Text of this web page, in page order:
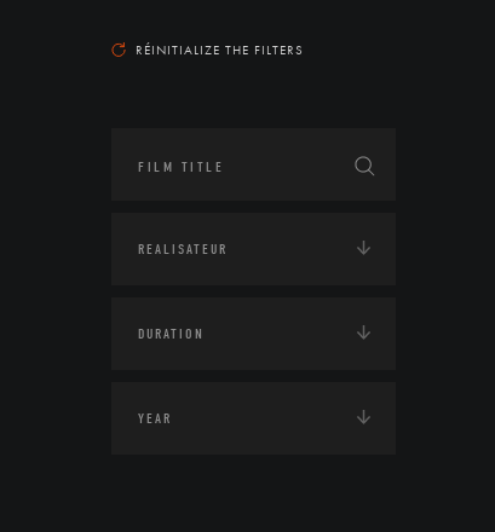
RÉINITIALIZE THE FILTERS